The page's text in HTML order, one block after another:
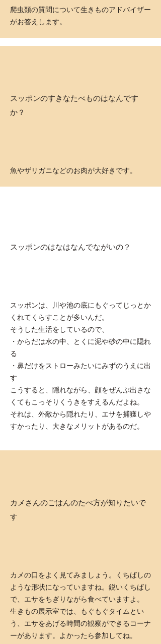
​爬虫類の質問について生きものアドバイザー
がお答えします。
スッポンのすきなたべものはなんです
か？
​魚やザリガニなどのお肉が大好きです。
スッポンのはなはなんでながいの？
スッポンは、川や池の底にもぐってじっとか
くれてくらすことが多いんだ。
そうした生活をしているので、
・からだは水の中、とくに泥や砂の中に隠れ
る
・鼻だけをストローみたいにみずのうえに出
す
こうすると、隠れながら、顔をぜんぶ出さな
くてもこっそりくうきをすえるんだよね。
それは、外敵から隠れたり、エサを捕獲しや
すかったり、大きなメリットがあるのだ。
カメさんのごはんのたべ方が知りたいで
す
カメの口をよく見てみましょう。くちばしの
ような形状になっていますね。鋭いくちばし
で、エサをちぎりながら食べていますよ。
生きもの展示室では、もぐもぐタイムとい
う、エサをあげる時間の観察ができるコーナ
ーがあります。よかったら参加してね。